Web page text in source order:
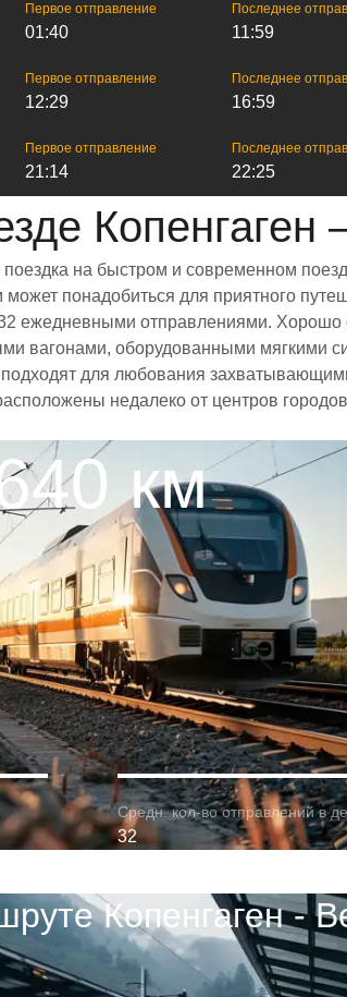
Первое отправление
01:40
Последнее
11:59
Первое отправление
12:29
Последнее
16:59
Первое отправление
21:14
Последнее
22:25
Копенгаген
на быстром и современном
понадобиться для приятного
ежедневными отправлениями.
вагонами, оборудованными мягкими
для любования
недалеко от центров
км
Средн. кол-во отправлений в
32
Копенгаген -